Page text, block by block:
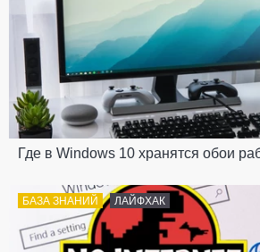
Где в Windows 10 хранятся обои
БАЗА ЗНАНИЙ ЛАЙФХАК